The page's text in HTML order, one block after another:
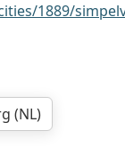
1889/
(NL)